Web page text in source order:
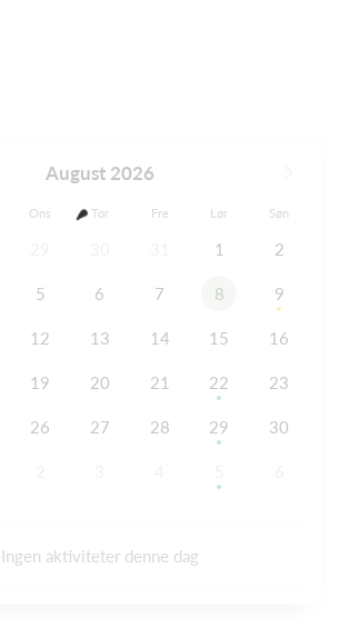
August 2026
Ons Tor Fre Lør Søn
1 2
5 6 7 8 9
12 13 14 15 16
19 20 21 22 23
26 27 28 29 30
Ingen aktiviteter denne dag